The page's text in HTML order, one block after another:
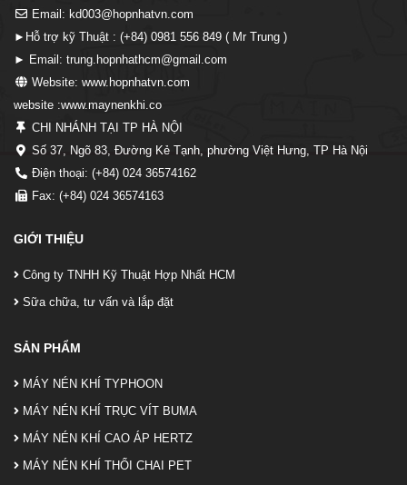
Email: kd003@hopnhatvn.com
►Hỗ trợ kỹ Thuật : (+84) 0981 556 849 ( Mr Trung )
► Email: trung.hopnhathcm@gmail.com
Website: www.hopnhatvn.com
website :www.maynenkhi.co
CHI NHÁNH TẠI TP HÀ NỘI
Số 37, Ngõ 83, Đường Kẻ Tạnh, phường Việt Hưng, TP Hà Nội
Điện thoại: (+84) 024 36574162
Fax: (+84) 024 36574163
GIỚI THIỆU
Công ty TNHH Kỹ Thuật Hợp Nhất HCM
Sữa chữa, tư vấn và lắp đặt
SẢN PHẨM
MÁY NÉN KHÍ TYPHOON
MÁY NÉN KHÍ TRỤC VÍT BUMA
MÁY NÉN KHÍ CAO ÁP HERTZ
MÁY NÉN KHÍ THỔI CHAI PET